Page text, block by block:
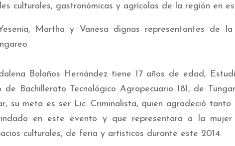
culturales, gastronómicas y agrícolas de la región en
Bolaños Hernández tiene 17 años de edad,
de Bachillerato Tecnológico Agropecuario 181, de
su meta es ser Lic. Criminalista, quien agradeció
en este evento y que representara a la
culturales, de feria y artísticos durante este 2014.